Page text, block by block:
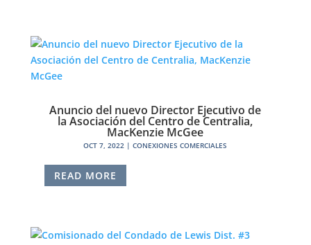
Anuncio del nuevo Director Ejecutivo de
la Asociación del Centro de Centralia,
MacKenzie McGee
OCT 7, 2022 |CONEXIONES COMERCIALES
READ MORE